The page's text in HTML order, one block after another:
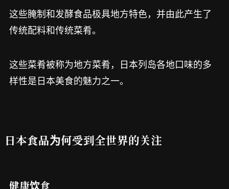
这些腌制和发酵食品极具地方特色，并由此产生了
传统配料和传统菜肴。
这些菜肴被称为地方菜肴，日本列岛各地口味的多
样性是日本美食的魅力之一。
日本食品为何受到全世界的关注
健康饮食